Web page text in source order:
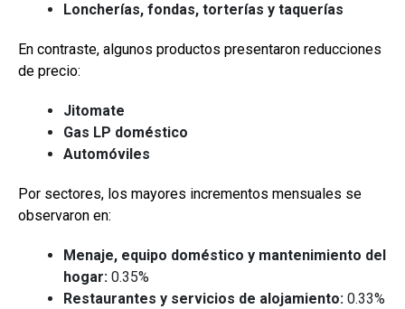
Loncherías, fondas, torterías y taquerías
En contraste, algunos productos presentaron reducciones
de precio:
Jitomate
Gas LP doméstico
Automóviles
Por sectores, los mayores incrementos mensuales se
observaron en:
Menaje, equipo doméstico y mantenimiento del
hogar: 0.35%
Restaurantes y servicios de alojamiento: 0.33%